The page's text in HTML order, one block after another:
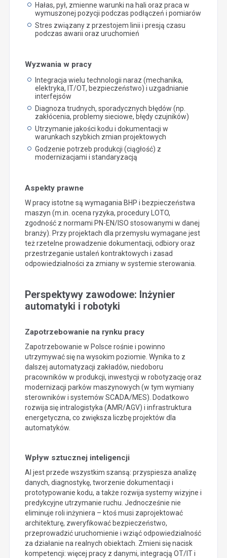
Hałas, pył, zmienne warunki na hali oraz praca w
wymuszonej pozycji podczas podłączeń i pomiarów
Stres związany z przestojem linii i presją czasu
podczas awarii oraz uruchomień
Wyzwania w pracy
Integracja wielu technologii naraz (mechanika,
elektryka, IT/OT, bezpieczeństwo) i uzgadnianie
interfejsów
Diagnoza trudnych, sporadycznych błędów (np.
zakłócenia, problemy sieciowe, błędy czujników)
Utrzymanie jakości kodu i dokumentacji w
warunkach szybkich zmian projektowych
Godzenie potrzeb produkcji (ciągłość) z
modernizacjami i standaryzacją
Aspekty prawne
W pracy istotne są wymagania BHP i bezpieczeństwa
maszyn (m.in. ocena ryzyka, procedury LOTO,
zgodność z normami PN-EN/ISO stosowanymi w danej
branży). Przy projektach dla przemysłu wymagane jest
też rzetelne prowadzenie dokumentacji, odbiory oraz
przestrzeganie ustaleń kontraktowych i zasad
odpowiedzialności za zmiany w systemie sterowania.
Perspektywy zawodowe: Inżynier
automatyki i robotyki
Zapotrzebowanie na rynku pracy
Zapotrzebowanie w Polsce rośnie i powinno
utrzymywać się na wysokim poziomie. Wynika to z
dalszej automatyzacji zakładów, niedoboru
pracowników w produkcji, inwestycji w robotyzację oraz
modernizacji parków maszynowych (w tym wymiany
sterowników i systemów SCADA/MES). Dodatkowo
rozwija się intralogistyka (AMR/AGV) i infrastruktura
energetyczna, co zwiększa liczbę projektów dla
automatyków.
Wpływ sztucznej inteligencji
AI jest przede wszystkim szansą: przyspiesza analizę
danych, diagnostykę, tworzenie dokumentacji i
prototypowanie kodu, a także rozwija systemy wizyjne i
predykcyjne utrzymanie ruchu. Jednocześnie nie
eliminuje roli inżyniera – ktoś musi zaprojektować
architekturę, zweryfikować bezpieczeństwo,
przeprowadzić uruchomienie i wziąć odpowiedzialność
za działanie na realnych obiektach. Zmieni się nacisk
kompetencji: więcej pracy z danymi, integracją OT/IT i